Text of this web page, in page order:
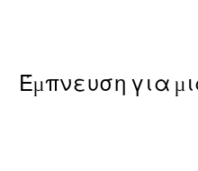
Έμπνευση για